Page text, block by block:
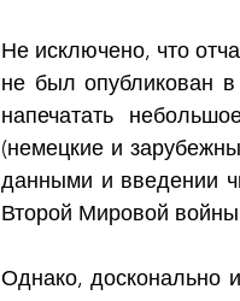
Не исключено, что
не был опубликован
напечатать
(немецкие и
данными и введении
Второй Мировой
Однако, досконально